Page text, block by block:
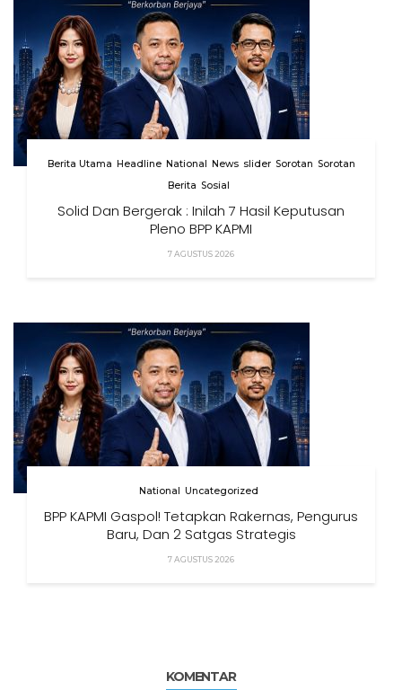
Berita Utama Headline National News slider Sorotan Sorotan
Berita Sosial
Solid Dan Bergerak : Inilah 7 Hasil Keputusan
Pleno BPP KAPMI
7 AGUSTUS 2026
National Uncategorized
BPP KAPMI Gaspol! Tetapkan Rakernas, Pengurus
Baru, Dan 2 Satgas Strategis
7 AGUSTUS 2026
KOMENTAR